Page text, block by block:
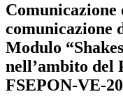
Comunicazione
comunicazione
Modulo
nell’ambito del
FSEPON-VE-